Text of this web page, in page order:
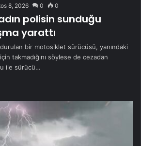
8, 2026 0 0
polisin sunduğu
yarattı
bir motosiklet sürücüsü, yanındaki
takmadığını söylese de cezadan
ile sürücü…